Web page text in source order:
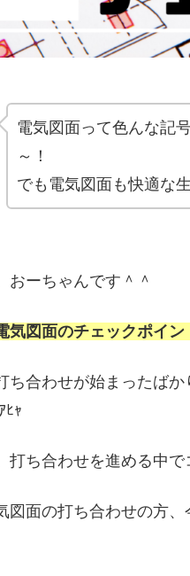
電気図面って色んな記
～！
でも電気図面も快適な
おーちゃんです＾＾
気図面のチェックポイン
ち合わせが始まったば
ﾋｬ
打ち合わせを進める中
図面の打ち合わせの方